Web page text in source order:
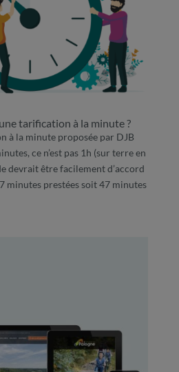
tarification à la minute ?
à la minute proposée par DJB
ce n’est pas 1h (sur terre en
devrait être facilement d’accord
minutes prestées soit 47 minutes